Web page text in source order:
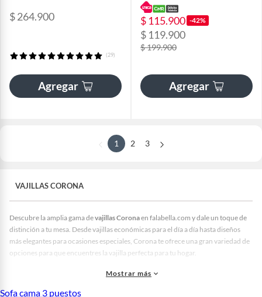
$ 264.900
(29)
Agregar
$ 115.900 -42%
$ 119.900
$ 199.900
Agregar
1 2 3
VAJILLAS CORONA
Descubre la amplia gama devajillas Coronaen falabella.com y dale un toque de
distinción a tu mesa. Desde vajillas económicas para el día a día hasta diseños
más elegantes para ocasiones especiales, Corona te ofrece una gran variedad de
opciones para que encuentres la vajilla perfecta para tu hogar.
gran variedad de colores y diseños. Además, son fáciles de limpiar y aptas para
Mostrar más
Sofa cama 3 puestos